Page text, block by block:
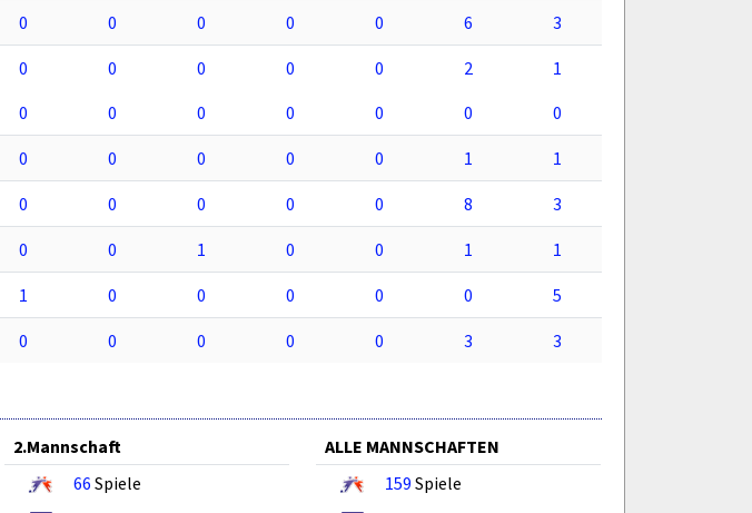
0 0 0 0 0 6 3
0 0 0 0 0 2
1
0 0 0 0 0 0 0
0 0 0 0 0 1 1
0 0 0 0 0 8 3
0 0 1 0 0 1 1
1 0 0 0 0 0 5
0 0 0 0 0 3 3
2.Mannschaft
66 Spiele
ALLE MANNSCHAFTEN
159 Spiele